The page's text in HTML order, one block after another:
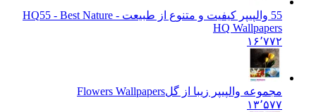
55 - Best Nature
HQ Wallpapers
۱۶٬۷۷۲
مجموعه والپیپر زیبا از گلFlowers Wallpapers
۱۳٬۵۷۷